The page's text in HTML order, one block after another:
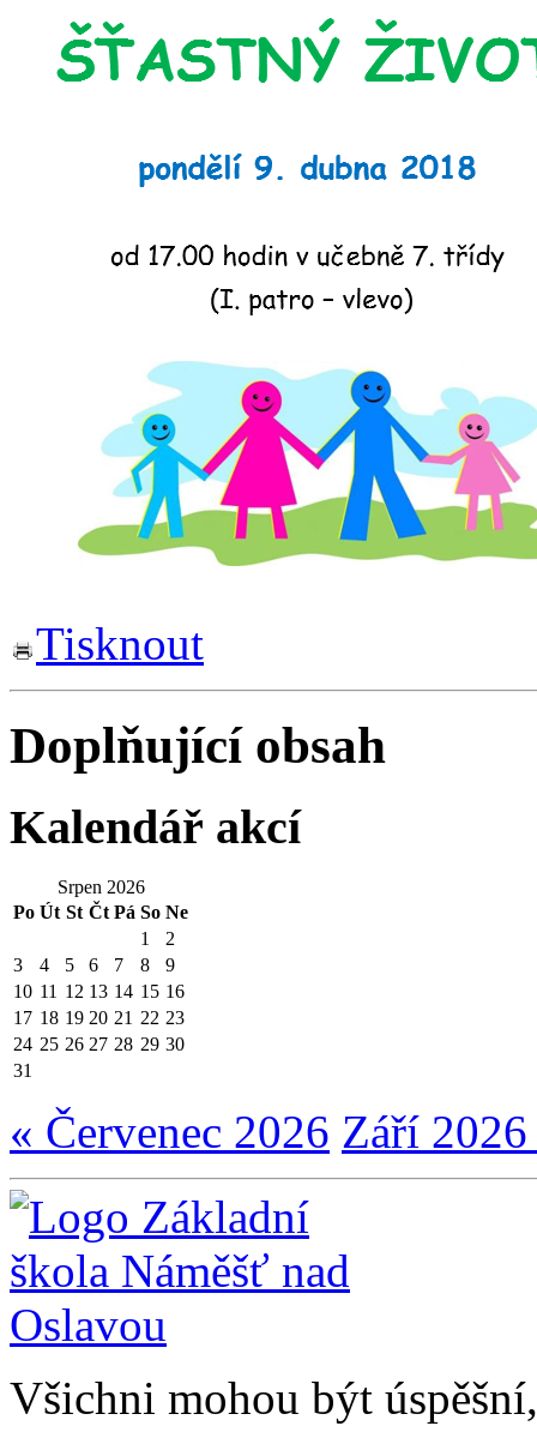
Tisknout
Doplňující obsah
Kalendář akcí
Srpen 2026
Po Út St Čt Pá So Ne
1
2
3
4 5 6 7 8
9
10 11 12 13 14 15 16
17 18 19 20 21 22 23
24 25 26 27 28 29 30
31
« Červenec 2026 Září
Všichni mohou být